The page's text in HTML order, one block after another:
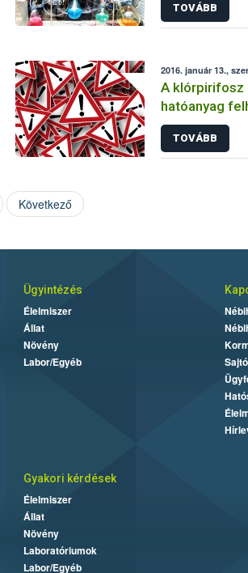
TOVÁBB
2016. január 13.,
A klórpirifosz
hatóanyag
korlátozása
TOVÁBB
Következő
Ügyintézés
Élelmiszer
Állat
Növény
Labor/Egyéb
Gyakori kérdések
Élelmiszer
Állat
Növény
Laboratóriumok
Labor/Egyéb